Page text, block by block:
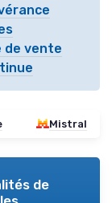
de vente
Mistral
de